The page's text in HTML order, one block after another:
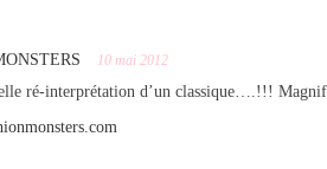
10 mai 2012
ré-interprétation d’un classique….!!!